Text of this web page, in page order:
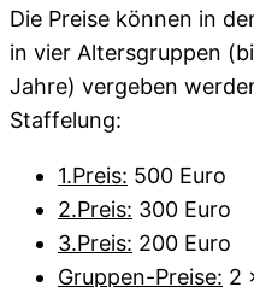
Die Preise können in
in vier Altersgruppen
Jahre) vergeben
Staffelung:
1.Preis: 500 Euro
2.Preis: 300 Euro
3.Preis: 200 Euro
Gruppen-Preise: 2